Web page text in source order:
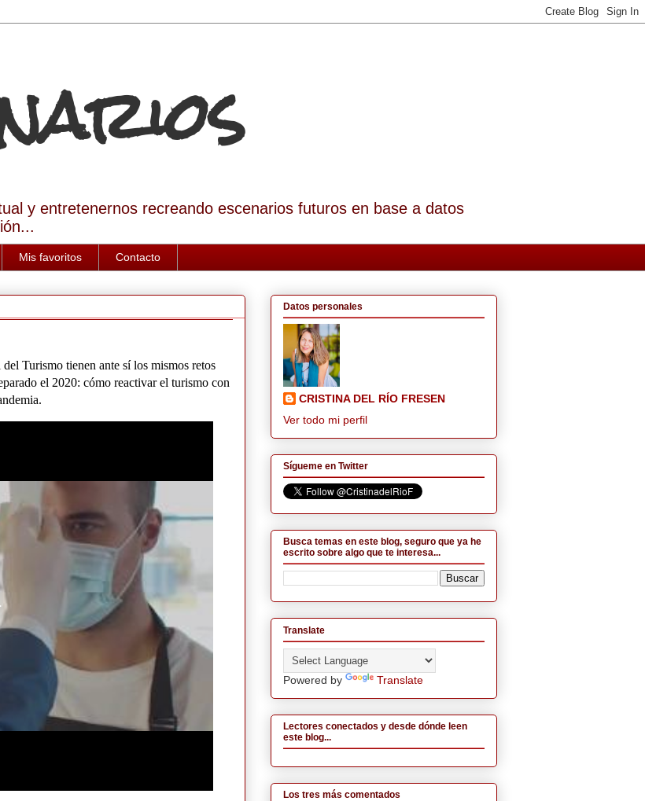
y entretenernos recreando escenarios futuros en base a datos
Mis favoritos Contacto
Turismo tienen ante sí los mismos retos
el 2020: cómo reactivar el turismo con
Datos personales
CRISTINA DEL RÍO FRESEN
Ver todo mi perfil
Sígueme en Twitter
Busca temas en este blog, seguro que ya he
escrito sobre algo que te interesa...
Translate
Powered by Translate
Lectores conectados y desde dónde leen
este blog...
Los tres más comentados